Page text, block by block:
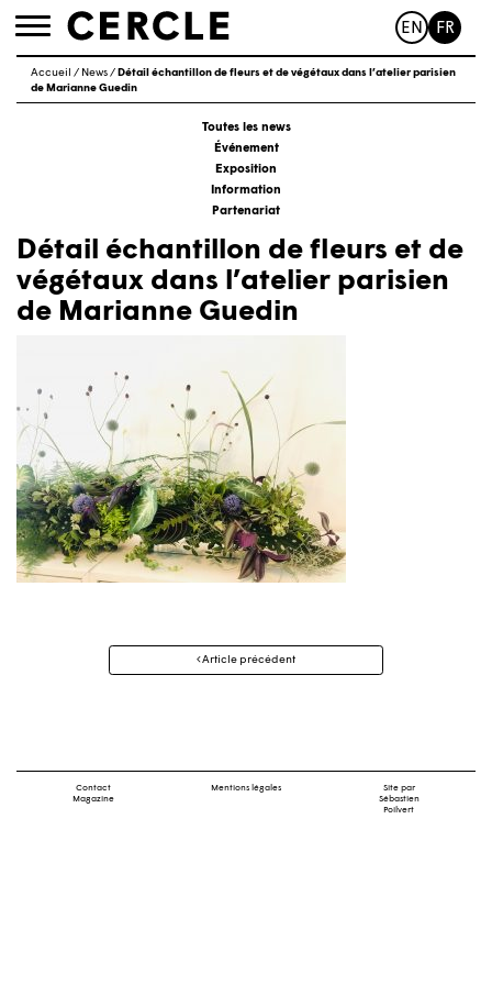
Toggle
EN FR
Accueil / News/ Détail échantillon de fleurs et de végétaux dans l’atelier parisien
de Marianne Guedin
Toutes les news
Événement
Exposition
Information
Partenariat
Détail échantillon de fleurs et de
végétaux dans l’atelier parisien
de Marianne Guedin
Navigation
Article précédent
Contact
Magazine
Mentions légales
Site par
Sébastien
Poilvert